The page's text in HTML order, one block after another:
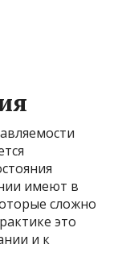
имеют в
сложно
это
и к